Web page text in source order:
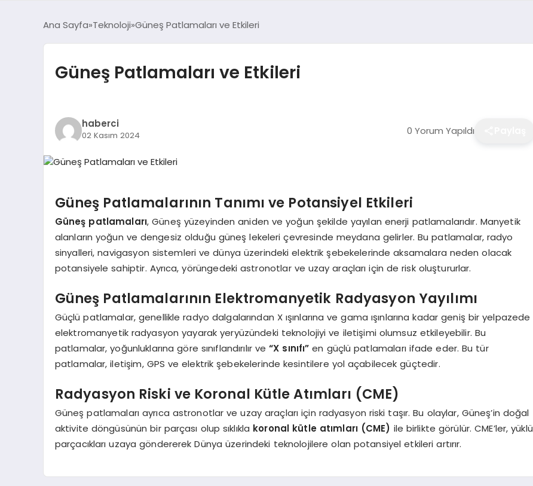
Ana Sayfa Teknoloji Güneş Patlamaları ve Etkileri
Güneş Patlamaları ve Etkileri
haberci
02 Kasım 2024 0 Yorum Yapıldı
Güneş Patlamalarının Tanımı ve Potansiyel Etkileri
Güneş patlamaları, Güneş yüzeyinden aniden ve yoğun şekilde yayılan enerji patlamalarıdır. Manyetik
alanların yoğun ve dengesiz olduğu güneş lekeleri çevresinde meydana gelirler. Bu patlamalar, radyo
sinyalleri, navigasyon sistemleri ve dünya üzerindeki elektrik şebekelerinde aksamalara neden olacak
potansiyele sahiptir. Ayrıca, yörüngedeki astronotlar ve uzay araçları için de risk oluştururlar.
Güneş Patlamalarının Elektromanyetik Radyasyon Yayılımı
Güçlü patlamalar, genellikle radyo dalgalarından X ışınlarına ve gama ışınlarına kadar geniş bir yelpazede
elektromanyetik radyasyon yayarak yeryüzündeki teknolojiyi ve iletişimi olumsuz etkileyebilir. Bu
patlamalar, yoğunluklarına göre sınıflandırılır ve“X sınıfı” en güçlü patlamaları ifade eder. Bu tür
patlamalar, iletişim, GPS ve elektrik şebekelerinde kesintilere yol açabilecek güçtedir.
Radyasyon Riski ve Koronal Kütle Atımları (CME)
Güneş patlamaları ayrıca astronotlar ve uzay araçları için radyasyon riski taşır. Bu olaylar, Güneş’in doğal
aktivite döngüsünün bir parçası olup sıklıkla koronal kütle atımları (CME) ile birlikte görülür. CME’ler, yüklü
parçacıkları uzaya göndererek Dünya üzerindeki teknolojilere olan potansiyel etkileri artırır.